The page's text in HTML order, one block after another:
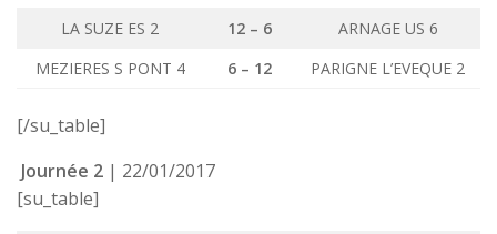
LA SUZE ES 2
12 – 6
ARNAGE US 6
MEZIERES S PONT 4
6 – 12 PARIGNE L’EVEQUE 2
[/su_table]
Journée 2 | 22/01/2017
[su_table]